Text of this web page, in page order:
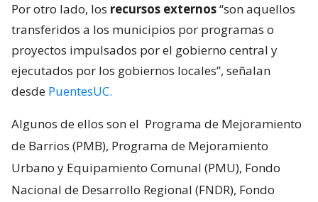
Por otro lado, los recursos externos“son aquellos
transferidos a los municipios por programas o
proyectos impulsados por el gobierno central y
ejecutados por los gobiernos locales”, señalan
desde PuentesUC.
Algunos de ellos son el Programa de Mejoramiento
de Barrios (PMB), Programa de Mejoramiento
Urbano y Equipamiento Comunal (PMU), Fondo
Nacional de Desarrollo Regional (FNDR), Fondo